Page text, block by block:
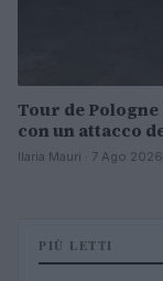
Tour de
con un attacco
Ilaria Mauri · 7 Ago 2026
PIÙ LETTI